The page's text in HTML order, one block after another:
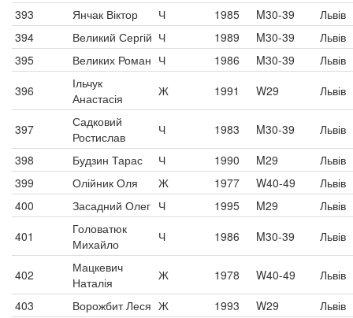
393
Янчак Віктор Ч 1985 M30-39
Львів
394
Великий Сергій Ч 1989 M30-39
Львів
395
Великих Роман Ч 1986 M30-39
Львів
396
Ільчук
Анастасія
Ж 1991 W29 Львів
397
Садковий
Ростислав
Ч 1983 M30-39
Львів
398
Будзин Тарас Ч 1990 M29
Львів
399
Олійник Оля Ж 1977 W40-49
Львів
400
Засадний Олег Ч 1995 M29
Львів
401
Головатюк
Михайло
Ч 1986 M30-39 Львів
402
Мацкевич
Наталія
Ж 1978 W40-49
Львів
403
Ворожбит Леся Ж 1993 W29
Львів